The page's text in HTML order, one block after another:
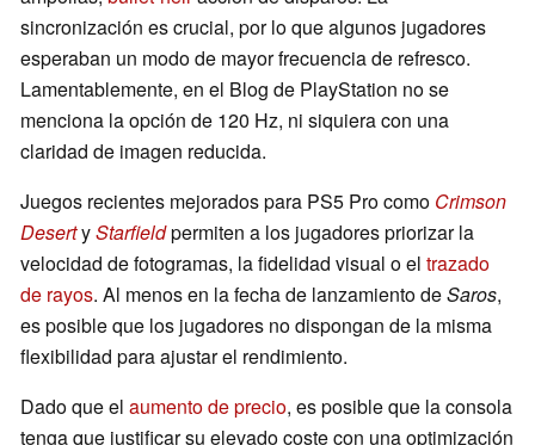
sincronización es crucial, por lo que algunos jugadores
esperaban un modo de mayor frecuencia de refresco.
Lamentablemente, en el Blog de PlayStation no se
menciona la opción de 120 Hz, ni siquiera con una
claridad de imagen reducida.
Juegos recientes mejorados para PS5 Pro como Crimson
DesertyStarfieldpermiten a los jugadores priorizar la
velocidad de fotogramas, la fidelidad visual o el trazado
de rayos. Al menos en la fecha de lanzamiento deSaros,
es posible que los jugadores no dispongan de la misma
flexibilidad para ajustar el rendimiento.
Dado que el aumento de precio, es posible que la consola
tenga que justificar su elevado coste con una optimización